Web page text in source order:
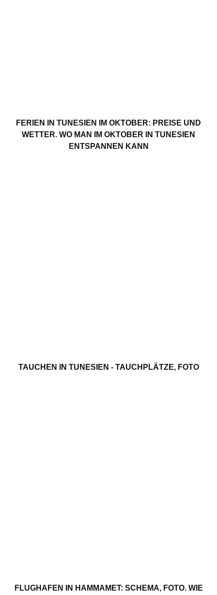
FERIEN IN TUNESIEN IM OKTOBER: PREISE UND
WETTER. WO MAN IM OKTOBER IN TUNESIEN
ENTSPANNEN KANN
TAUCHEN IN TUNESIEN - TAUCHPLÄTZE, FOTO
FLUGHAFEN IN HAMMAMET: SCHEMA, FOTO. WIE